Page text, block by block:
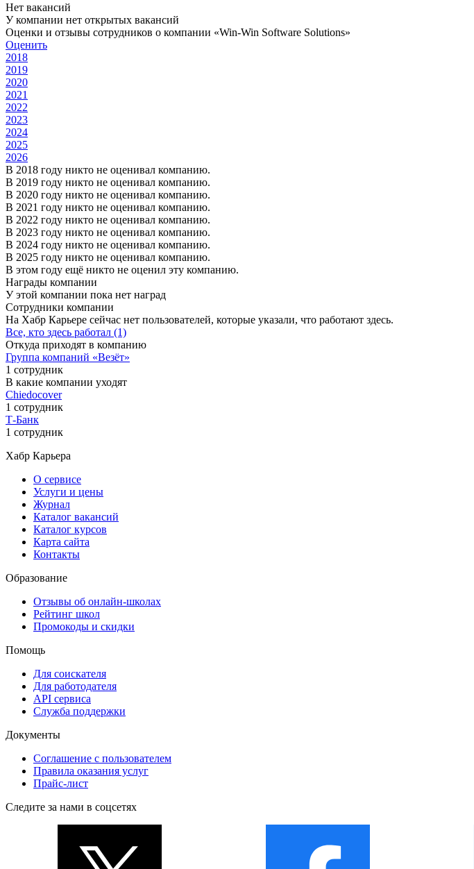
Нет вакансий
У компании нет открытых вакансий
Оценки и отзывы сотрудников о компании «Win-Win Software Solutions»
Оценить
2018
2019
2020
2021
2022
2023
2024
2025
2026
В 2018 году никто не оценивал компанию.
В 2019 году никто не оценивал компанию.
В 2020 году никто не оценивал компанию.
В 2021 году никто не оценивал компанию.
В 2022 году никто не оценивал компанию.
В 2023 году никто не оценивал компанию.
В 2024 году никто не оценивал компанию.
В 2025 году никто не оценивал компанию.
В этом году ещё никто не оценил эту компанию.
Награды компании
У этой компании пока нет наград
Сотрудники компании
На Хабр Карьере сейчас нет пользователей, которые указали, что работают здесь.
Все, кто здесь работал (1)
Откуда приходят в компанию
Группа компаний «Везёт»
1 сотрудник
В какие компании уходят
Chiedocover
1 сотрудник
Т-Банк
1 сотрудник
Хабр Карьера
О сервисе
Услуги и цены
Журнал
Каталог вакансий
Каталог курсов
Карта сайта
Контакты
Образование
Отзывы об онлайн-школах
Рейтинг школ
Промокоды и скидки
Помощь
Для соискателя
Для работодателя
API сервиса
Служба поддержки
Документы
Соглашение с пользователем
Правила оказания услуг
Прайс-лист
Следите за нами в соцсетях